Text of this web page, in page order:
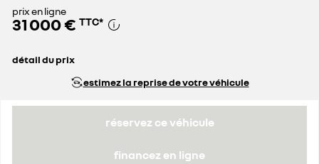
prix en ligne
31 000 € TTC*
détail du prix
remise concessionnaire déduiteestimez la reprise de votre véhicule
réservez ce véhicule
financez en ligne